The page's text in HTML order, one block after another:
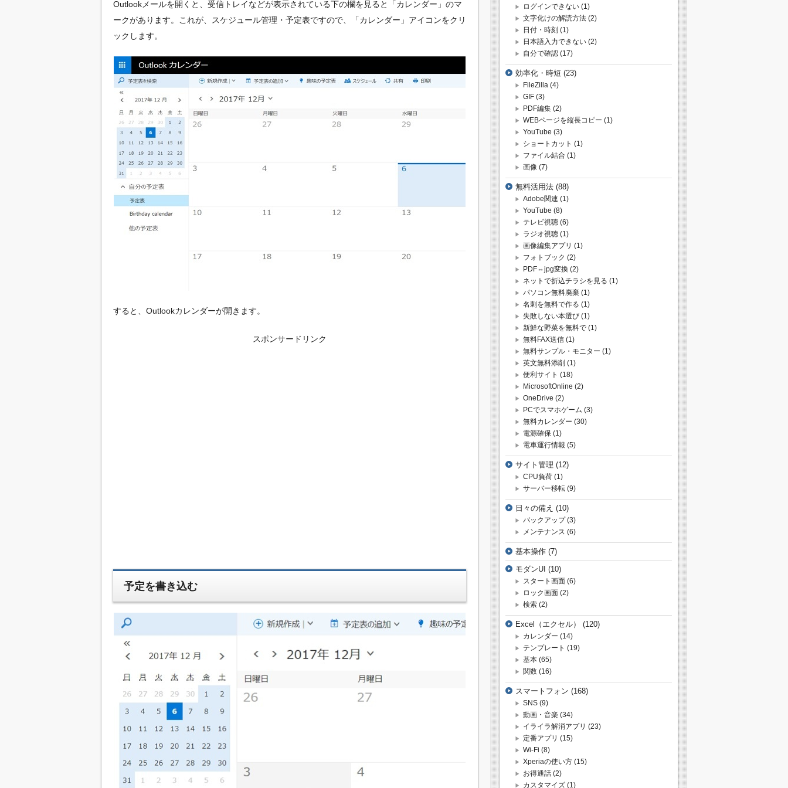
Outlookメールを開くと、受信トレイなどが表示されている下の欄を見ると「カレンダー」のマ
ークがあります。これが、スケジュール管理・予定表ですので、「カレンダー」アイコンをクリ
ックします。
すると、Outlookカレンダーが開きます。
スポンサードリンク
予定を書き込む
ログインできない (1)
文字化けの解読方法 (2)
日付・時刻 (1)
日本語入力できない (2)
自分で確認 (17)
効率化・時短 (23)
FileZilla (4)
GIF (3)
PDF編集 (2)
WEBページを縦長コピー (1)
YouTube (3)
ショートカット (1)
ファイル結合 (1)
画像 (7)
無料活用法 (88)
Adobe関連 (1)
YouTube (8)
テレビ視聴 (6)
ラジオ視聴 (1)
画像編集アプリ (1)
フォトブック (2)
PDF⇔jpg変換 (2)
ネットで折込チラシを見る (1)
パソコン無料廃棄 (1)
名刺を無料で作る (1)
失敗しない本選び (1)
新鮮な野菜を無料で (1)
無料FAX送信 (1)
無料サンプル・モニター (1)
英文無料添削 (1)
便利サイト (18)
MicrosoftOnline (2)
OneDrive (2)
PCでスマホゲーム (3)
無料カレンダー (30)
電源確保 (1)
電車運行情報 (5)
サイト管理 (12)
CPU負荷 (1)
サーバー移転 (9)
日々の備え (10)
バックアップ(3)
メンテナンス (6)
基本操作 (7)
モダンUI (10)
スタート画面 (6)
ロック画面 (2)
検索 (2)
Excel（エクセル） (120)
カレンダー (14)
テンプレート (19)
基本 (65)
関数 (16)
スマートフォン (168)
SNS (9)
動画・音楽 (34)
イライラ解消アプリ (23)
定番アプリ (15)
Wi-Fi (8)
Xperiaの使い方 (15)
お得通話 (2)
カスタマイズ (1)